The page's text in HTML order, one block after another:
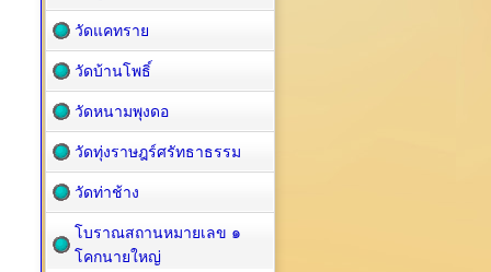
วัดแคทราย
วัดบ้านโพธิ์
วัดหนามพุงดอ
วัดทุ่งราษฎร์ศรัทธาธรรม
วัดท่าช้าง
โบราณสถานหมายเลข ๑
โคกนายใหญ่